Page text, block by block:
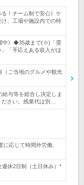
る！チーム制で安心》ケ
、工場や施設内での特
中》◆35歳まで(※)「需
「手応えある収入がほ
ご当地のグルメや観光
与等を総合し決定しま
さい。残業代は別…
応じて時間外労働、
休2日制（土日休み）*